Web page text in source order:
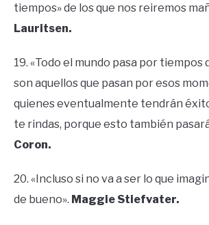
tiempos» de los que nos reiremos
Lauritsen.
19. «Todo el mundo pasa por tiempos
son aquellos que pasan por esos
quienes eventualmente tendrán
te rindas, porque esto también
Coron.
20. «Incluso si no va a ser lo que
de bueno». Maggie Stiefvater.